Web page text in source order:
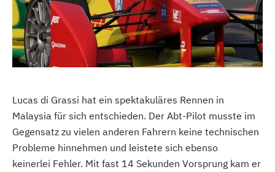
Lucas di Grassi hat ein spektakuläres Rennen in
Malaysia für sich entschieden. Der Abt-Pilot musste im
Gegensatz zu vielen anderen Fahrern keine technischen
Probleme hinnehmen und leistete sich ebenso
keinerlei Fehler. Mit fast 14 Sekunden Vorsprung kam er